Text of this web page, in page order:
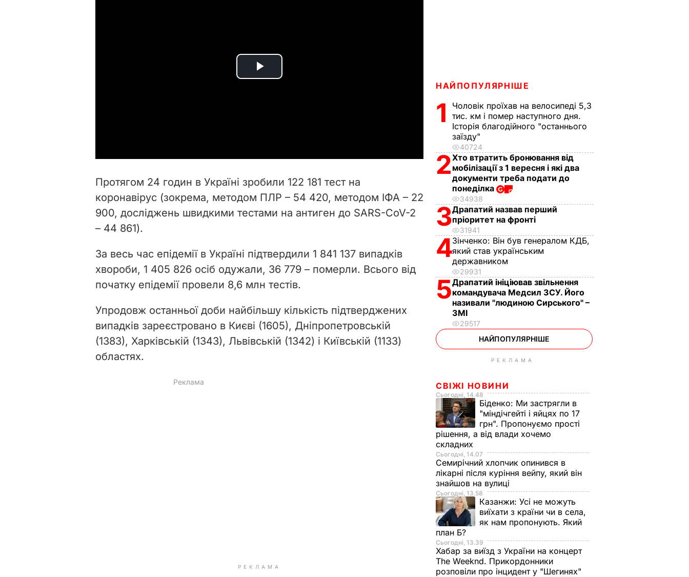
P
i
d
o
Протягом 24 годин в Україні зробили 122 181 тест на
коронавірус (зокрема, методом ПЛР – 54 420, методом ІФА – 22
900, досліджень швидкими тестами на антиген до SARS-CoV-2
– 44 861).
За весь час епідемії в Україні підтвердили 1 841 137 випадків
хвороби, 1 405 826 осіб одужали, 36 779 – померли. Всього від
початку епідемії провели 8,6 млн тестів.
Упродовж останньої доби найбільшу кількість підтверджених
випадків зареєстровано в Києві (1605), Дніпропетровській
(1383), Харківській (1343), Львівській (1342) і Київській (1133)
областях.
РЕКЛАМА
НАЙПОПУЛЯРНІШЕ
1
Чоловік проїхав на велосипеді 5,3
тис. км і помер наступного дня.
Історія благодійного "останнього
заїзду"
40724
2Хто втратить бронювання від
мобілізації з 1 вересня і які два
документи треба подати до
понеділка
34938
3Драпатий назвав перший
пріоритет на фронті
31941
4Зінченко: Він був генералом КДБ,
який став українським
державником
29931
5Драпатий ініціював звільнення
командувача Медсил ЗСУ. Його
називали "людиною Сирського" –
ЗМІ
29517
НАЙПОПУЛЯРНІШЕ
РЕКЛАМА
СВІЖІ НОВИНИ
Сьогодні, 14.48
Біденко: Ми застрягли в
"міндічгейті і яйцях по 17
грн". Пропонуємо прості
рішення, а від влади хочемо
складних
Сьогодні, 14.07
Семирічний хлопчик опинився в
лікарні після куріння вейпу, який він
знайшов на вулиці
Сьогодні, 13.58
Казанжи: Усі не можуть
виїхати з країни чи в села,
як нам пропонують. Який
план Б?
Сьогодні, 13.39
Хабар за виїзд з України на концерт
The Weeknd. Прикордонники
розповіли про інцидент у "Шегинях"